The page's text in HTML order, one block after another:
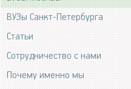
ВУЗы Санкт-Петербурга
Статьи
Сотрудничество с нами
Почему именно мы